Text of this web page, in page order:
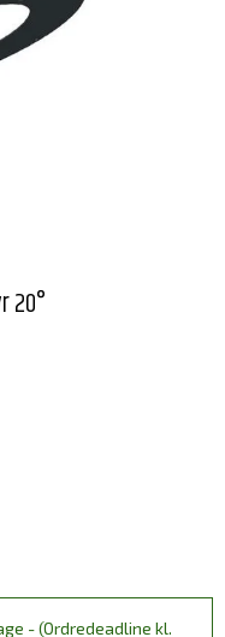
20°
- (Ordredeadline kl.